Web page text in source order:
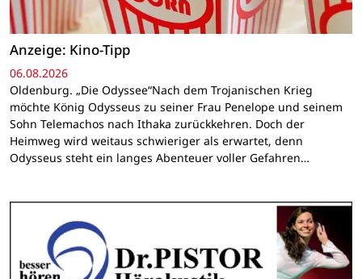
Anzeige: Kino-Tipp
06.08.2026
Oldenburg. „Die Odyssee“Nach dem Trojanischen Krieg
möchte König Odysseus zu seiner Frau Penelope und seinem
Sohn Telemachos nach Ithaka zurückkehren. Doch der
Heimweg wird weitaus schwieriger als erwartet, denn
Odysseus steht ein langes Abenteuer voller Gefahren…